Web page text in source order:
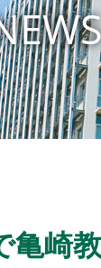
亀崎